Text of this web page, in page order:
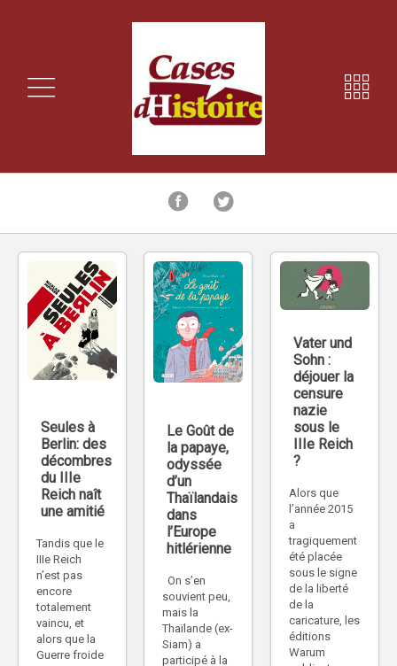
Seules à
Berlin: des
décombres
du IIIe
Reich naît
une amitié
Tandis que le
IIIe Reich
n’est pas
encore
totalement
vaincu, et
alors que la
Guerre froide
Le Goût de
la papaye,
odyssée
d’un
Thaïlandais
dans
l’Europe
hitlérienne
On s’en
souvient peu,
mais la
Thaïlande (ex-
Siam) a
participé à la
Vater und
Sohn :
déjouer la
censure
nazie
sous le
IIIe Reich
?
Alors que
l’année 2015
a
tragiquement
été placée
sous le signe
de la liberté
de la
caricature, les
éditions
Warum